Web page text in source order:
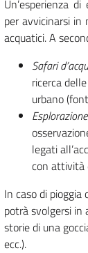
Un’esperienza
per avvicinarsi in
acquatici. A
Safari
ricerca
urbano
legati
con attività
In caso di pioggia
potrà svolgersi in
storie di una
ecc.).